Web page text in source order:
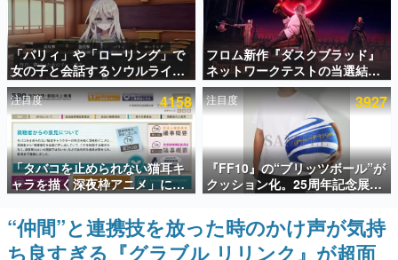
電ファミのいま読まれている記事ランキング
アプリセール情報
インタビュー
連載・特集一覧
殿堂入り記事
SNS拡散数が数千以上！ ページビュー数万以上！ などな
ど。多くの人々に読まれた、電ファミ渾身の“殿堂入り”記
事をまとめました。
ゲームの企画書
名作ゲームクリエイターの方々に製作時のエピソードをお
聞きし、ヒットする企画（ゲーム）とは何か？を探ってい
「パリィ」や「ローリング」で
女の子と会話するソウルライク
恋愛ゲーム『小早川さんはソウ
ルライク』無料公開。返事に失
敗すると「YOU DIED」
フロム新作『ダスクブラッド』
ネットワークテストの当選結果
が8月7日22時に発表。応募サイ
トのマイページから確認可能、
テスト実施は8月21日～24日
注目度 4158
「タバコを止められない猫耳キ
ャラを描く深夜枠アニメ」に視
聴者の一部から批判意見。違法
薬物の使用と思しき描写も含め
て、BPOが議論を交わす
注目度 3927
『FF10』の“ブリッツボール”が
クッション化。25周年記念展
「FINAL FANTASY X
MUSEUM-幻光の記憶-」のグッ
ズ情報が一部公開
“仲間”と連携技を放った時のかけ声が気持
ち良すぎる『グラブル リリンク』が超面